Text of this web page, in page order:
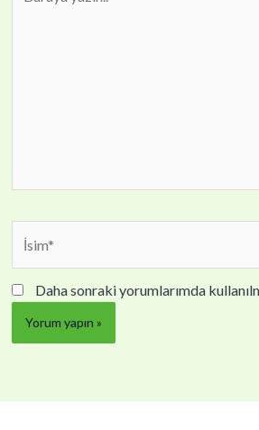
Daha sonraki yorumlarımda